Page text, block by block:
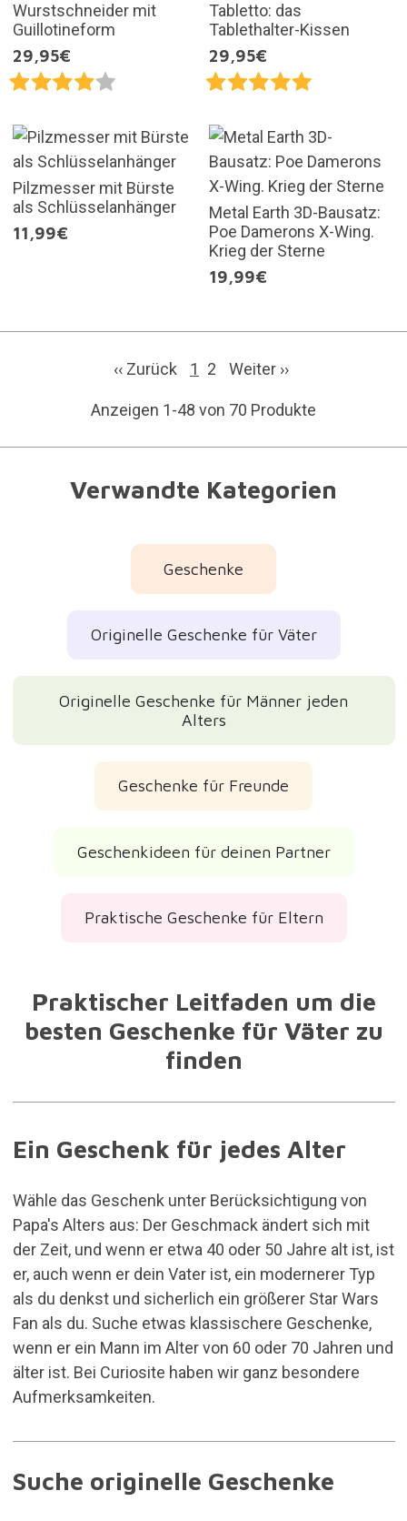
Wurstschneider mit
Guillotineform
29,95€
Tabletto: das
Tablethalter-Kissen
29,95€
Pilzmesser mit Bürste
als Schlüsselanhänger
11,99€
Metal Earth 3D-Bausatz:
Poe Damerons X-Wing.
Krieg der Sterne
19,99€
‹‹ Zurück 1 2 Weiter ››
Anzeigen 1-48 von 70 Produkte
Verwandte Kategorien
Geschenke
Originelle Geschenke für Väter
Originelle Geschenke für Männer jeden
Alters
Geschenke für Freunde
Geschenkideen für deinen Partner
Praktische Geschenke für Eltern
Praktischer Leitfaden um die
besten Geschenke für Väter zu
finden
Ein Geschenk für jedes Alter
Wähle das Geschenk unter Berücksichtigung von
Papa's Alters aus: Der Geschmack ändert sich mit
der Zeit, und wenn er etwa 40 oder 50 Jahre alt ist, ist
er, auch wenn er dein Vater ist, ein modernerer Typ
als du denkst und sicherlich ein größerer Star Wars
Fan als du. Suche etwas klassischere Geschenke,
wenn er ein Mann im Alter von 60 oder 70 Jahren und
älter ist. Bei Curiosite haben wir ganz besondere
Aufmerksamkeiten.
Suche originelle Geschenke